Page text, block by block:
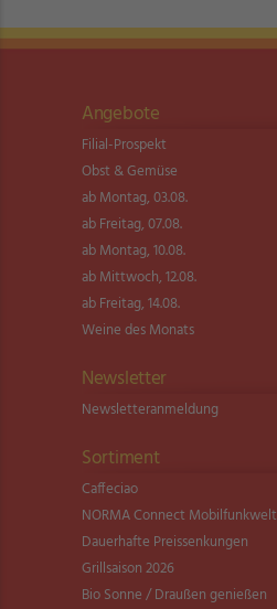
Angebote
Filial-Prospekt
Obst & Gemüse
ab Montag, 03.08.
ab Freitag, 07.08.
ab Montag, 10.08.
ab Mittwoch, 12.08.
ab Freitag, 14.08.
Weine des Monats
Newsletter
Newsletter­anmeldung
Sortiment
Caffeciao
NORMA Connect Mobilfunkwelt
Dauerhafte Preissenkungen
Grillsaison 2026
Bio Sonne / Draußen genießen